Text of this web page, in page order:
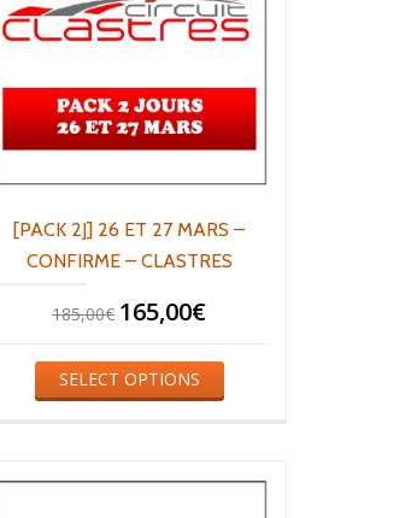
[PACK 2J] 26 ET 27 MARS –
CONFIRME – CLASTRES
185,00€ 165,00€
SELECT OPTIONS